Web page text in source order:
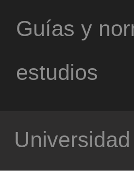
Guías y
estudios